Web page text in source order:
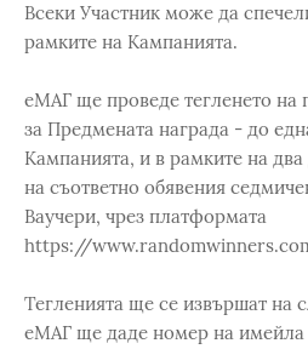
Всеки Участник може да
рамките на Кампанията.
еМАГ ще проведе тегленето на
за Предмената награда - до
Кампанията, и в рамките на
на съответно обявения
Ваучери, чрез платформата
https://
Тегленията ще се извършат на
еМАГ ще даде номер на имейла